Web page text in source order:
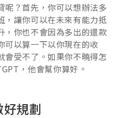
呢？首先，你可以想辦法多
，讓你可以在未來有能力抵
，你也不會因為多出的還款
可以算一下以你現在的收
會受不了。如果你不曉得怎
，他會幫你算好。
規劃